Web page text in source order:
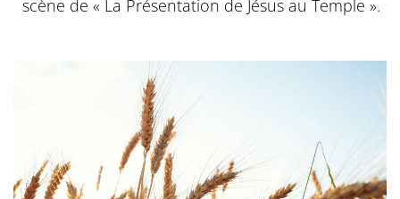
scène de « La Présentation de Jésus au Temple ».